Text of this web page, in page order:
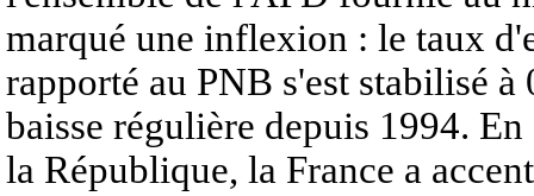
marqué une inflexion : le taux
rapporté au PNB s'est stabilisé
baisse régulière depuis 1994.
la République, la France a